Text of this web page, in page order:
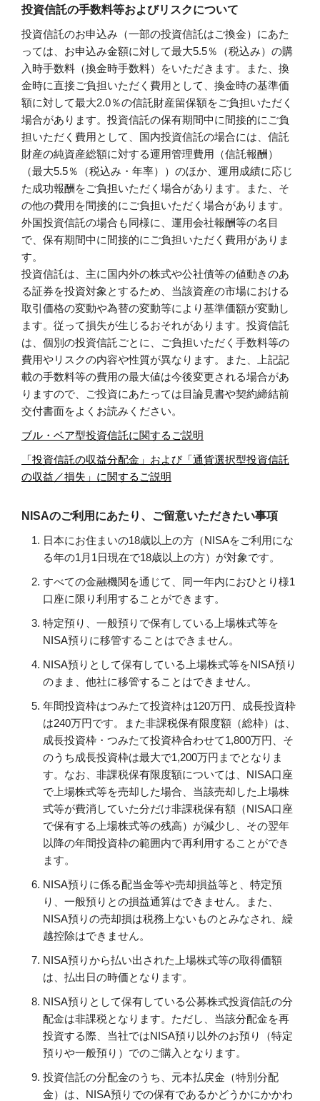
投資信託の手数料等およびリスクについて
投資信託のお申込み（一部の投資信託はご換金）にあた
っては、お申込み金額に対して最大5.5％（税込み）の購
入時手数料（換金時手数料）をいただきます。また、換
金時に直接ご負担いただく費用として、換金時の基準価
額に対して最大2.0％の信託財産留保額をご負担いただく
場合があります。投資信託の保有期間中に間接的にご負
担いただく費用として、国内投資信託の場合には、信託
財産の純資産総額に対する運用管理費用（信託報酬）
（最大5.5％（税込み・年率））のほか、運用成績に応じ
た成功報酬をご負担いただく場合があります。また、そ
の他の費用を間接的にご負担いただく場合があります。
外国投資信託の場合も同様に、運用会社報酬等の名目
で、保有期間中に間接的にご負担いただく費用がありま
す。
投資信託は、主に国内外の株式や公社債等の値動きのあ
る証券を投資対象とするため、当該資産の市場における
取引価格の変動や為替の変動等により基準価額が変動し
ます。従って損失が生じるおそれがあります。投資信託
は、個別の投資信託ごとに、ご負担いただく手数料等の
費用やリスクの内容や性質が異なります。また、上記記
載の手数料等の費用の最大値は今後変更される場合があ
りますので、ご投資にあたっては目論見書や契約締結前
交付書面をよくお読みください。
ブル・ベア型投資信託に関するご説明
「投資信託の収益分配金」および「通貨選択型投資信託
の収益／損失」に関するご説明
NISAのご利用にあたり、ご留意いただきたい事項
日本にお住まいの18歳以上の方（NISAをご利用にな
る年の1月1日現在で18歳以上の方）が対象です。
すべての金融機関を通じて、同一年内におひとり様1
口座に限り利用することができます。
特定預り、一般預りで保有している上場株式等を
NISA預りに移管することはできません。
NISA預りとして保有している上場株式等をNISA預り
のまま、他社に移管することはできません。
年間投資枠はつみたて投資枠は120万円、成長投資枠
は240万円です。また非課税保有限度額（総枠）は、
成長投資枠・つみたて投資枠合わせて1,800万円、そ
のうち成長投資枠は最大で1,200万円までとなりま
す。なお、非課税保有限度額については、NISA口座
で上場株式等を売却した場合、当該売却した上場株
式等が費消していた分だけ非課税保有額（NISA口座
で保有する上場株式等の残高）が減少し、その翌年
以降の年間投資枠の範囲内で再利用することができ
ます。
NISA預りに係る配当金等や売却損益等と、特定預
り、一般預りとの損益通算はできません。また、
NISA預りの売却損は税務上ないものとみなされ、繰
越控除はできません。
NISA預りから払い出された上場株式等の取得価額
は、払出日の時価となります。
NISA預りとして保有している公募株式投資信託の分
配金は非課税となります。ただし、当該分配金を再
投資する際、当社ではNISA預り以外のお預り（特定
預りや一般預り）でのご購入となります。
投資信託の分配金のうち、元本払戻金（特別分配
金）は、NISA預りでの保有であるかどうかにかかわ